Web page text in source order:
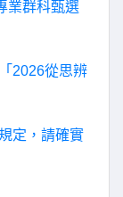
業群科甄選
2026從思辨
定，請確實